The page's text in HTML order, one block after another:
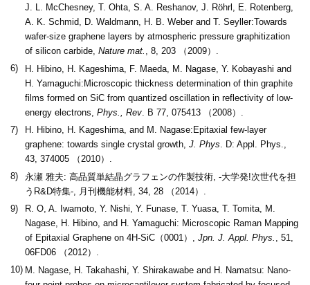
J. L. McChesney, T. Ohta, S. A. Reshanov, J. Röhrl, E. Rotenberg,
A. K. Schmid, D. Waldmann, H. B. Weber and T. Seyller:Towards
wafer-size graphene layers by atmospheric pressure graphitization
of silicon carbide,Nature mat. , 8, 203 （2009）.
6)
H. Hibino, H. Kageshima, F. Maeda, M. Nagase, Y. Kobayashi and
H. Yamaguchi:Microscopic thickness determination of thin graphite
films formed on SiC from quantized oscillation in reflectivity of low-
energy electrons,Phys., Rev . B 77, 075413 （2008）.
7)
H. Hibino, H. Kageshima, and M. Nagase:Epitaxial few-layer
graphene: towards single crystal growth,J. Phys. D: Appl. Phys.,
43, 374005 （2010）.
8)
永瀬 雅夫: 高品質単結晶グラフェンの作製技術, -大学発!次世代を担
うR&D特集-, 月刊機能材料, 34, 28 （2014）.
9)
R. O, A. Iwamoto, Y. Nishi, Y. Funase, T. Yuasa, T. Tomita, M.
Nagase, H. Hibino, and H. Yamaguchi: Microscopic Raman Mapping
of Epitaxial Graphene on 4H-SiC（0001）,Jpn. J. Appl. Phys. , 51,
06FD06 （2012）.
10) M. Nagase, H. Takahashi, Y. Shirakawabe and H. Namatsu: Nano-